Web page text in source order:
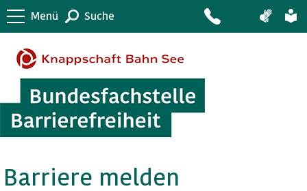
Menü Suche
Barriere melden